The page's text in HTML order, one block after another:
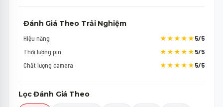
Đánh Giá Theo Trải Nghiệm
Hiệu năng ★★★★★5/5
Thời lượng pin
★★★★★5/5
Chất lượng camera
★★★★★5/5
Lọc Đánh Giá Theo